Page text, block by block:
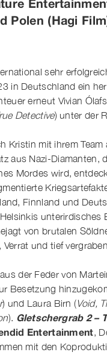
Polen (Hagi
sehr
in Deutschland ein
erneut Vivian
Detective) unter der
Kristin mit ihrem
aus Nazi-
Mordes wird,
Finnland und
von brutalen
und tief
der Feder von
Besetzung
) und Laura Birn (Void,
). Gletschergrab 2 –
Entertainment,
mit den